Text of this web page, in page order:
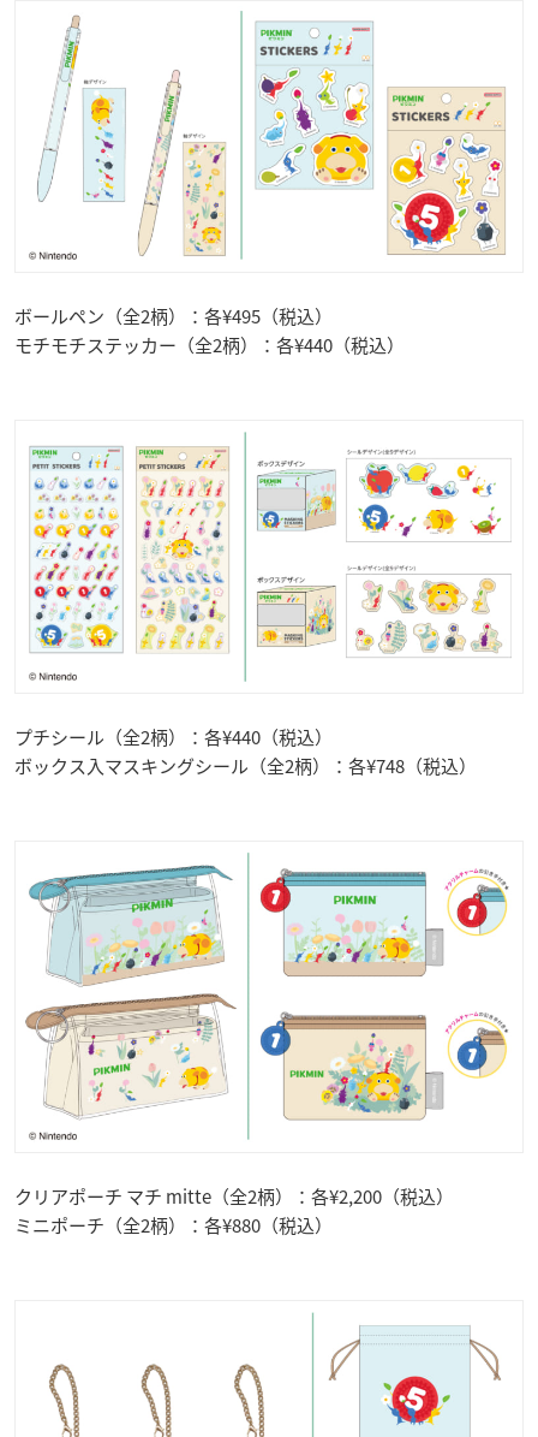
ボールペン（全2柄）：各¥495（税込）
モチモチステッカー（全2柄）：各¥440（税込）
プチシール（全2柄）：各¥440（税込）
ボックス入マスキングシール（全2柄）：各¥748（税込）
クリアポーチ マチ mitte（全2柄）：各¥2,200（税込）
ミニポーチ（全2柄）：各¥880（税込）